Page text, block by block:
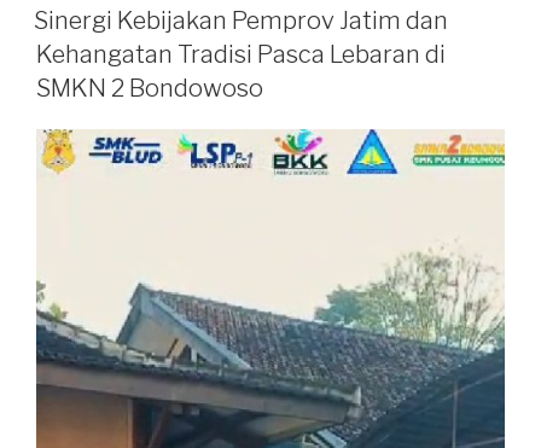
Sinergi Kebijakan Pemprov Jatim dan
Kehangatan Tradisi Pasca Lebaran di
SMKN 2 Bondowoso